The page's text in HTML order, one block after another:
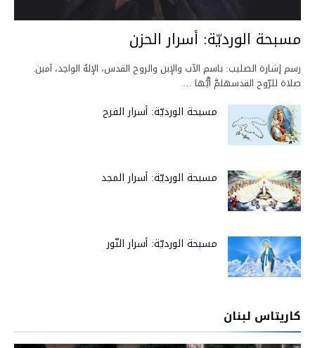
مسبحة الورديّة: أسرار الحزن
رسم إشارة الصليب: باسم الآب والإبن والروح القدس، الإلهُ الواحِد، آمين.
صلاة للرّوح القدسهلمَّ أيُّها …
مسبحة الورديّة: أسرار الفرح
مسبحة الورديّة: أسرار المجد
مسبحة الورديّة: أسرار النّور
كاريتاس لبنان